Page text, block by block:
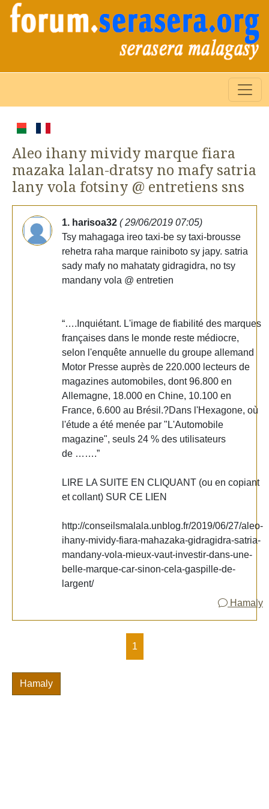
Aleo ihany mividy marque fiara
mazaka lalan-dratsy no mafy satria
lany vola fotsiny @ entretiens sns
1. harisoa32 ( 29/06/2019 07:05)
Tsy mahagaga ireo taxi-be sy taxi-brousse
rehetra raha marque rainiboto sy japy. satria
sady mafy no mahataty gidragidra, no tsy
mandany vola @ entretien
“….Inquiétant. L'image de fiabilité des marques
françaises dans le monde reste médiocre,
selon l'enquête annuelle du groupe allemand
Motor Presse auprès de 220.000 lecteurs de
magazines automobiles, dont 96.800 en
Allemagne, 18.000 en Chine, 10.100 en
France, 6.600 au Brésil.?Dans l'Hexagone, où
l'étude a été menée par "L'Automobile
magazine", seuls 24 % des utilisateurs
de …….”
LIRE LA SUITE EN CLIQUANT (ou en copiant
et collant) SUR CE LIEN
http://conseilsmalala.unblog.fr/2019/06/27/aleo-
ihany-mividy-fiara-mahazaka-gidragidra-satria-
mandany-vola-mieux-vaut-investir-dans-une-
belle-marque-car-sinon-cela-gaspille-de-
largent/
Hamaly
1
Hamaly